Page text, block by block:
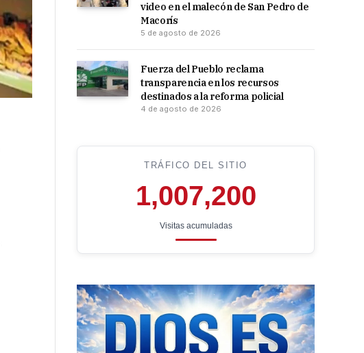
video en el malecón de San Pedro de
Macorís
5 de agosto de 2026
Fuerza del Pueblo reclama
transparencia en los recursos
destinados a la reforma policial
4 de agosto de 2026
TRÁFICO DEL SITIO
1,007,200
Visitas acumuladas